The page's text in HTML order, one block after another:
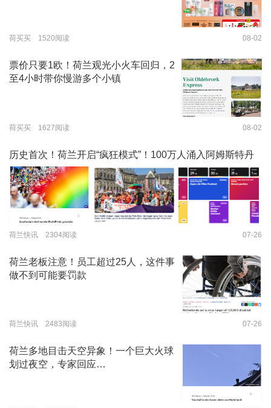
荷买买 1520阅读 08-02
票价只要1欧！荷兰观光小火车回归，2
至4小时带你慢游多个小镇
荷买买 1627阅读 08-02
历史首次！荷兰开启“疯狂模式”！100万人涌入阿姆斯特丹
荷兰快讯 2304阅读 07-26
荷兰老板注意！员工超过25人，这件事
做不到可能要罚款
荷兰快讯 2483阅读 07-26
荷兰多地目击天空异象！一个巨大火球
划过夜空，专家回应…